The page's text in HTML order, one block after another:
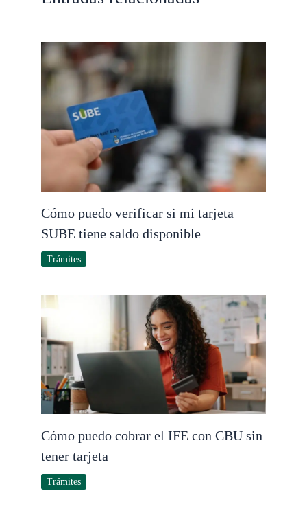
Cómo puedo verificar si mi tarjeta
SUBE tiene saldo disponible
Trámites
Cómo puedo cobrar el IFE con CBU sin
tener tarjeta
Trámites